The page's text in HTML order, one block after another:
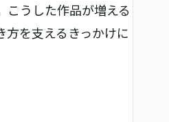
こうした作品が増える
を支えるきっかけに